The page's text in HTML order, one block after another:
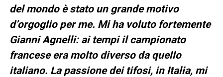
del mondo è stato un grande motivo
d’orgoglio per me. Mi ha voluto fortemente
Gianni Agnelli: ai tempi il campionato
francese era molto diverso da quello
italiano. La passione dei tifosi, in Italia, mi